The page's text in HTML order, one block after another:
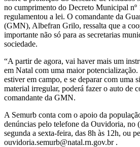
no cumprimento do Decreto Municipal nº
regulamentou a lei. O comandante da
(GMN), Albefran Grilo, ressalta que a
importante não só para as secretarias
sociedade.
“A partir de agora, vai haver mais um
em Natal com uma maior
estiver em campo, e se deparar com uma
material irregular, poderá fazer o auto de
comandante da GMN.
A Semurb conta com o apoio da
denúncias pelo telefone da Ouvidoria, no
segunda a sexta-feira, das 8h às 12h, ou
ouvidoria.semurb@natal.rn.gov.br.